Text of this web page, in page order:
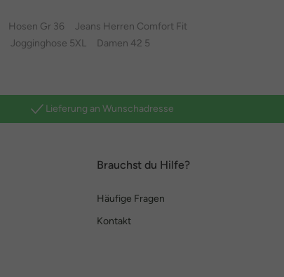
Hosen Gr 36
Jeans Herren Comfort Fit
Jogginghose 5XL
Damen 42 5
Lieferung an Wunschadresse
Brauchst du Hilfe?
Häufige Fragen
Kontakt